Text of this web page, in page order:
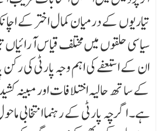
تیاریوں کے درمیان کمال اختر کے
سیاسی حلقوں میں مختلف قیاس آرائیاں
ان کے استعفے کی اہم وجہ پارٹی کی
کے ساتھ حالیہ اختلافات اور مبینہ
ہے۔ اگرچہ پارٹی کے رہنما انتخابی